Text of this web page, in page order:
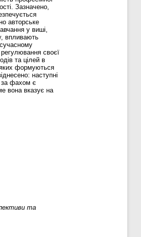
Зазначено,
авторське
у виші,
впливають
регулювання своєї
та цілей в
яких формуються
наступні
за фахом є
вона вказує на
та